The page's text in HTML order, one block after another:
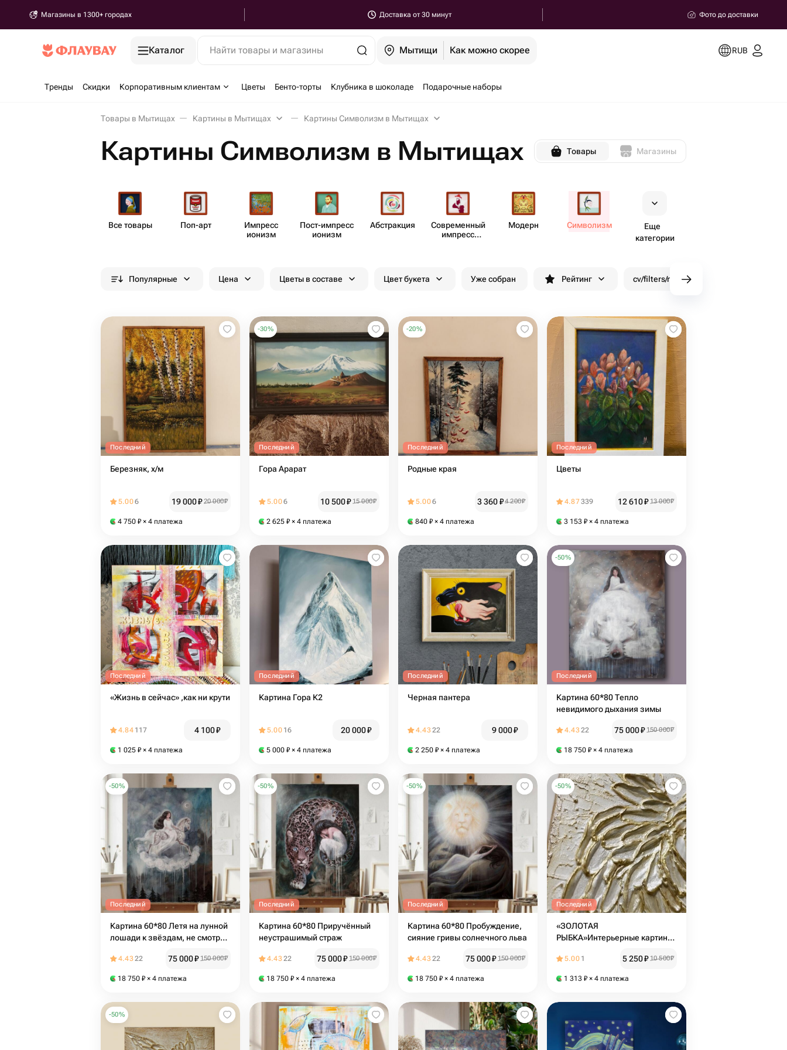
Магазины в 1300+ городах Доставка от 30 минут Фото до доставки
Каталог Найти товары и магазины Мытищи Как можно скорее RUB
Тренды Скидки Корпоративным клиентам Цветы Бенто-торты Клубника в шоколаде Подарочные наборы
Товары в Мытищах Картины в Мытищах Картины Символизм в Мытищах
Картины Символизм в Мытищах Товары Магазины
Все товары Поп-арт
Импресс​
ионизм
Пост-импресс​
ионизм
Абст​ракция
Совре​менный
импресс​
Модерн Символизм
Еще
категории
Популярные Цена Цветы в составе Цвет букета Уже собран Рейтинг cv/filters/name_fast_delivery
Последний
Березняк, х/м
5.006 19 000₽ 20 000₽
4 750 ₽ × 4 платежа
-30%
Последний
Гора Арарат
5.006 10 500₽ 15 000₽
2 625 ₽ × 4 платежа
-20%
Последний
Родные края
5.006 3 360₽4 200₽
840 ₽ × 4 платежа
Последний
Цветы
4.87339 12 610₽ 13 000₽
3 153 ₽ × 4 платежа
Последний
«Жизнь в сейчас» ,как ни крути
4.84 117 4 100₽
1 025 ₽ × 4 платежа
Последний
Картина Гора К2
5.00 16 20 000₽
5 000 ₽ × 4 платежа
Последний
Черная пантера
4.4322 9 000₽
2 250 ₽ × 4 платежа
-50%
Последний
Картина 60*80 Тепло
невидимого дыхания зимы
4.4322 75 000₽ 150 000₽
18 750 ₽ × 4 платежа
-50%
Последний
Картина 60*80 Летя на лунной
лошади к звёздам, не смотри
4.4322 75 000₽ 150 000₽
18 750 ₽ × 4 платежа
-50%
Последний
Картина 60*80 Приручённый
неустрашимый страж
4.4322 75 000₽ 150 000₽
18 750 ₽ × 4 платежа
-50%
Последний
Картина 60*80 Пробуждение,
сияние гривы солнечного льва
4.4322 75 000₽ 150 000₽
18 750 ₽ × 4 платежа
-50%
Последний
«ЗОЛОТАЯ
РЫБКА»Интерьерные картины
картина настольная картина
5.00 1 5 250₽ 10 500₽
1 313 ₽ × 4 платежа
-50%